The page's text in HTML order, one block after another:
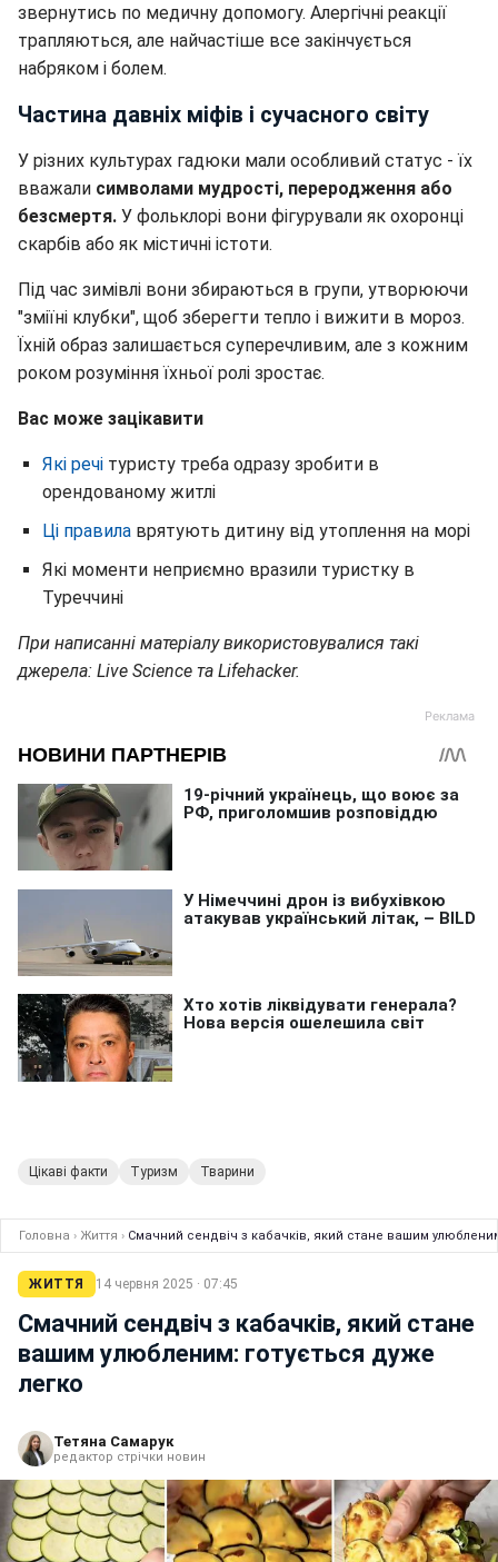
звернутись по медичну допомогу. Алергічні реакції
трапляються, але найчастіше все закінчується
набряком і болем.
Частина давніх міфів і сучасного світу
У різних культурах гадюки мали особливий статус - їх
вважали символами мудрості, переродження або
безсмертя. У фольклорі вони фігурували як охоронці
скарбів або як містичні істоти.
Під час зимівлі вони збираються в групи, утворюючи
"зміїні клубки", щоб зберегти тепло і вижити в мороз.
Їхній образ залишається суперечливим, але з кожним
роком розуміння їхньої ролі зростає.
Вас може зацікавити
Які речі туристу треба одразу зробити в
орендованому житлі
Ці правила врятують дитину від утоплення на морі
Які моменти неприємно вразили туристку в
Туреччині
При написанні матеріалу використовувалися такі
джерела: Live Science та Lifehacker.
Цікаві факти Туризм Тварини
Головна › Життя › Смачний сендвіч з кабачків, який стане вашим
ЖИТТЯ 14 червня 2025 · 07:45
Смачний сендвіч з кабачків, який стане
вашим улюбленим: готується дуже
легко
Тетяна Самарук
редактор стрічки новин